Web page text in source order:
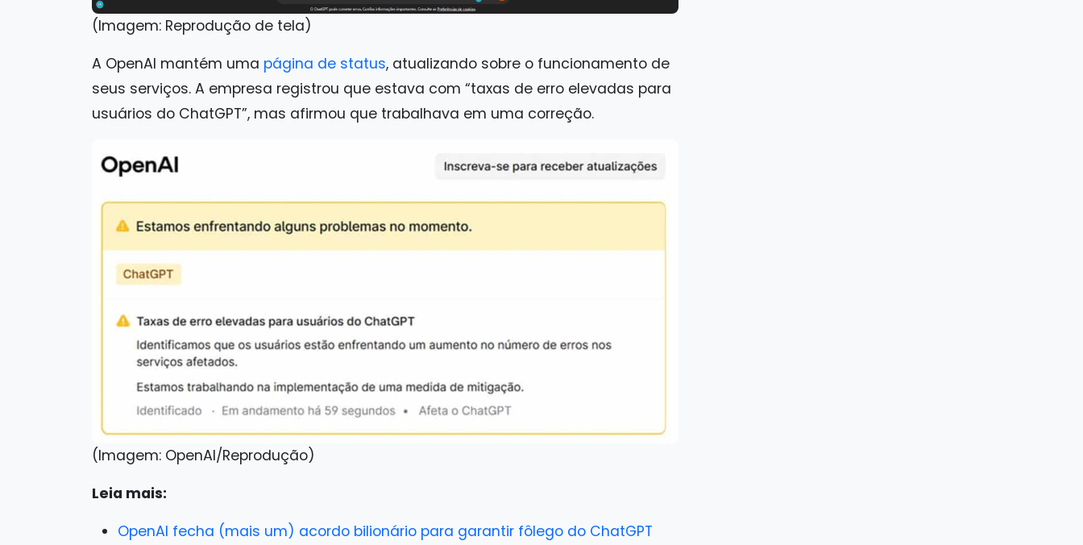
(Imagem: Reprodução de tela)
A OpenAI mantém uma página de status, atualizando sobre o funcionamento de
seus serviços. A empresa registrou que estava com “taxas de erro elevadas para
usuários do ChatGPT”, mas afirmou que trabalhava em uma correção.
(Imagem: OpenAI/Reprodução)
Leia mais:
OpenAI fecha (mais um) acordo bilionário para garantir fôlego do ChatGPT